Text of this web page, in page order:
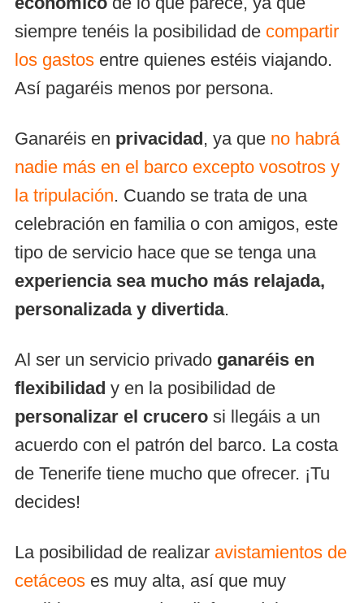
siempre tenéis la posibilidad de compartir
los gastos entre quienes estéis viajando.
Así pagaréis menos por persona.
Ganaréis en privacidad, ya que no habrá
nadie más en el barco excepto vosotros y
la tripulación. Cuando se trata de una
celebración en familia o con amigos, este
tipo de servicio hace que se tenga una
experiencia sea mucho más relajada,
personalizada y divertida.
Al ser un servicio privado ganaréis en
flexibilidad y en la posibilidad de
personalizar el crucero si llegáis a un
acuerdo con el patrón del barco. La costa
de Tenerife tiene mucho que ofrecer. ¡Tu
decides!
La posibilidad de realizar avistamientos de
cetáceos es muy alta, así que muy